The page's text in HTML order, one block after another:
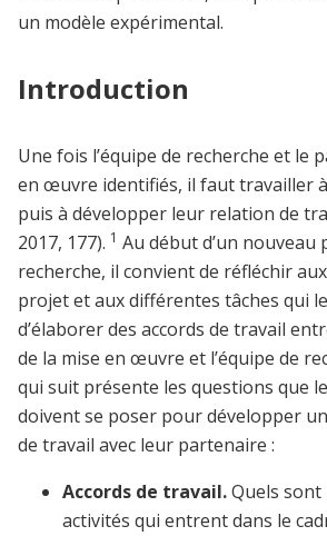
un modèle expérimental.
Introduction
Une fois l’équipe de recherche et le
en œuvre identifiés, il faut travailler
puis à développer leur relation de
2017, 177). 1 Au début d’un nouveau
recherche, il convient de réfléchir
projet et aux différentes tâches qui
d’élaborer des accords de travail
de la mise en œuvre et l’équipe de
qui suit présente les questions que
doivent se poser pour développer
de travail avec leur partenaire :
Accords de travail.Quels sont
activités qui entrent dans le